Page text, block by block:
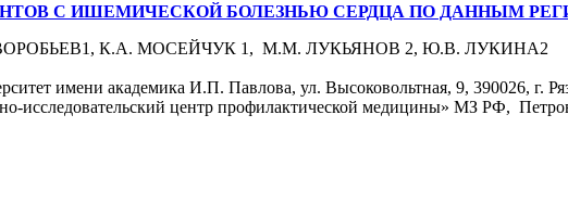
С ИШЕМИЧЕСКОЙ БОЛЕЗНЬЮ СЕРДЦА ПО ДАННЫМ
К.А. МОСЕЙЧУК 1, М.М. ЛУКЬЯНОВ 2, Ю.В. ЛУКИНА2
имени академика И.П. Павлова, ул. Высоковольтная, 9, 390026, г.
исследовательский центр профилактической медицины» МЗ РФ,